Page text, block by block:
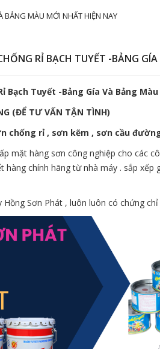
BẢNG MÀU MỚI NHẤT HIỆN NAY
RỈ BẠCH TUYẾT -BẢNG
Bạch Tuyết -Bảng Gía Và Bảng
(ĐỂ TƯ VẤN TẬN TÌNH)
chống rỉ , sơn kẽm , sơn cầu
mặt hàng sơn công nghiệp cho các
chính hãng từ nhà máy . sắp xếp
Sơn Phát , luôn luôn có chứng